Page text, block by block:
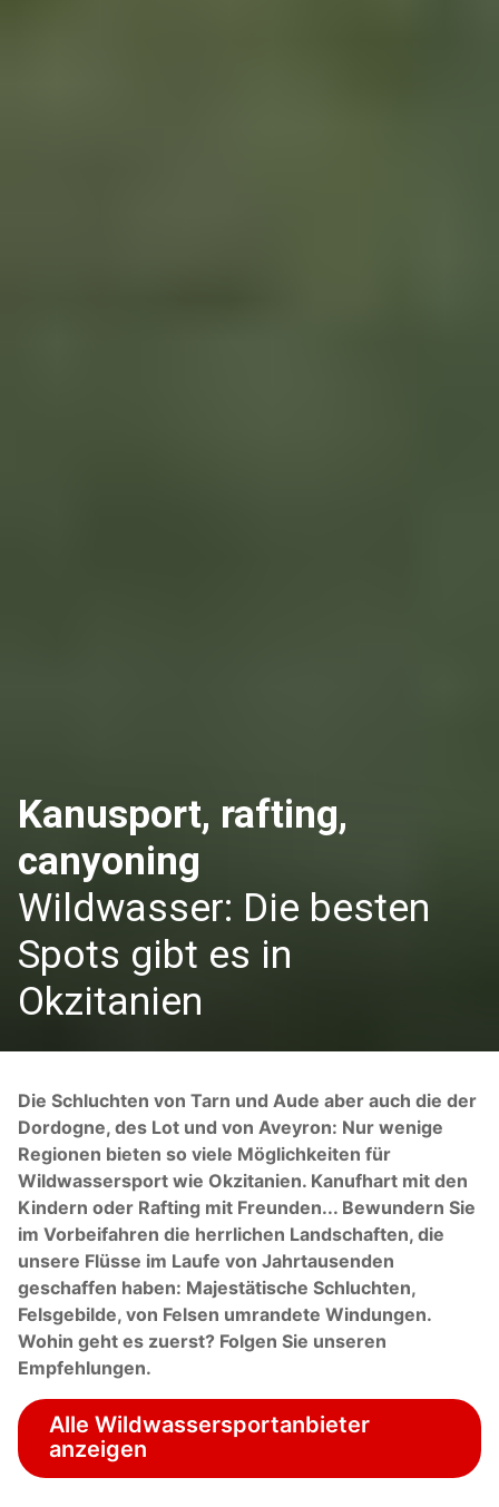
Kanusport, rafting,
canyoning
Wildwasser: Die besten
Spots gibt es in
Okzitanien
Die Schluchten von Tarn und Aude aber auch die der
Dordogne, des Lot und von Aveyron: Nur wenige
Regionen bieten so viele Möglichkeiten für
Wildwassersport wie Okzitanien. Kanufhart mit den
Kindern oder Rafting mit Freunden... Bewundern Sie
im Vorbeifahren die herrlichen Landschaften, die
unsere Flüsse im Laufe von Jahrtausenden
geschaffen haben: Majestätische Schluchten,
Felsgebilde, von Felsen umrandete Windungen.
Wohin geht es zuerst? Folgen Sie unseren
Empfehlungen.
Alle Wildwassersportanbieter
anzeigen